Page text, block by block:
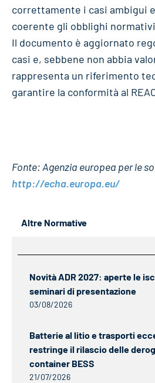
correttamente i casi ambigui
coerente gli obblighi
Il documento è aggiornato
casi e, sebbene non abbia
rappresenta un riferimento
garantire la conformità al
Fonte: Agenzia europea per le
http://echa.europa.eu/
Altre Normative
Novità ADR 2027: aperte le
seminari di presentazione
03/08/2026
Batterie al litio e trasporti
restringe il rilascio delle
container BESS
21/07/2026